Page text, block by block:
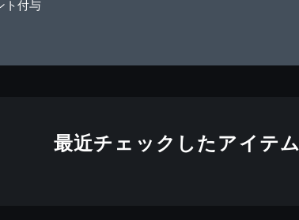
ト付与
最近チェックしたアイテム